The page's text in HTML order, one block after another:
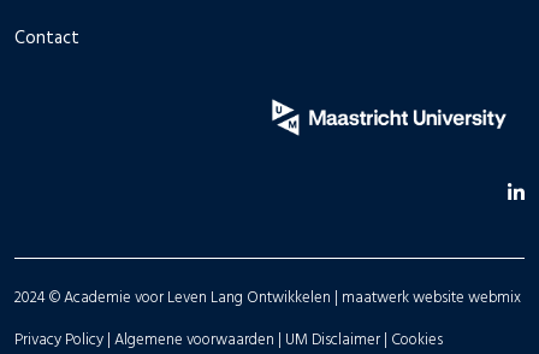
Contact
2024 © Academie voor Leven Lang Ontwikkelen | maatwerk websitewebmix
Privacy Policy |Algemene voorwaarden | UM Disclaimer | Cookies